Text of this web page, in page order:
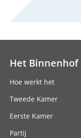
Het Binnenhof
Hoe werkt het
Tweede Kamer
Eerste Kamer
Partij